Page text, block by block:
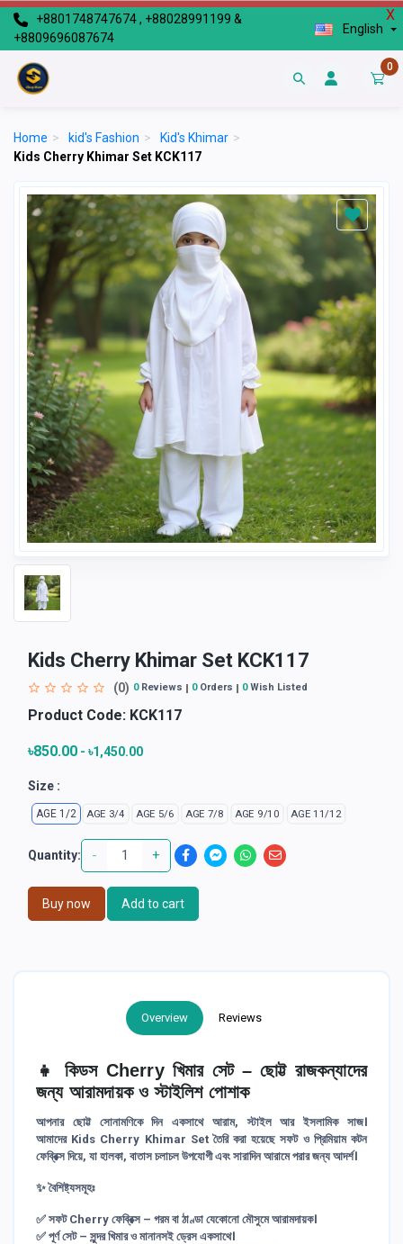
X
+8801748747674 , +88028991199 &
+8809696087674
English
0
Home > kid's Fashion > Kid's Khimar >
Kids Cherry Khimar Set KCK117
Kids Cherry Khimar Set KCK117
(0) 0Reviews 0Orders 0Wish Listed
Product Code: KCK117
৳850.00 - ৳1,450.00
Size :
AGE 1/2 AGE 3/4 AGE 5/6 AGE 7/8 AGE 9/10 AGE 11/12
Quantity: - +
Buy now Add to cart
Overview Reviews
👧 কিডস Cherry খিমার সেট – ছোট্ট রাজকন্যাদের
জন্য আরামদায়ক ও স্টাইলিশ পোশাক
আপনার ছোট্ট সোনামণিকে দিন একসাথে আরাম, স্টাইল আর ইসলামিক সাজ।
আমাদের Kids Cherry Khimar Setতৈরি করা হয়েছে সফট ও প্রিমিয়াম কটন
ফেব্রিক্স দিয়ে, যা হালকা, বাতাস চলাচল উপযোগী এবং সারাদিন আরামে পরার জন্য আদর্শ।
✨ বৈশিষ্ট্যসমূহঃ
✅ সফট Cherry ফেব্রিক্স – গরম বা ঠাণ্ডা যেকোনো মৌসুমে আরামদায়ক।
✅ পূর্ণ সেট– সুন্দর খিমার ও মানানসই ড্রেস একসাথে।